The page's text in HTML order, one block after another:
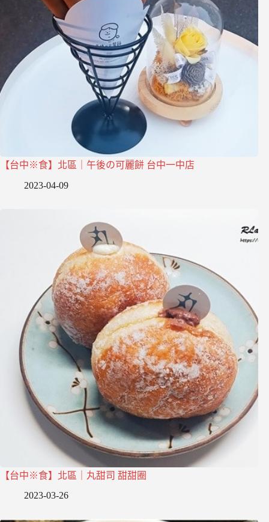
【台中※食】北區｜午後の可麗餅 台中一中店
2023-04-09
【台中※食】北區｜丸甜司 甜甜圈
2023-03-26